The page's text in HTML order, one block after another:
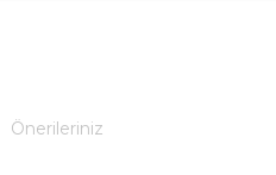
Önerileriniz